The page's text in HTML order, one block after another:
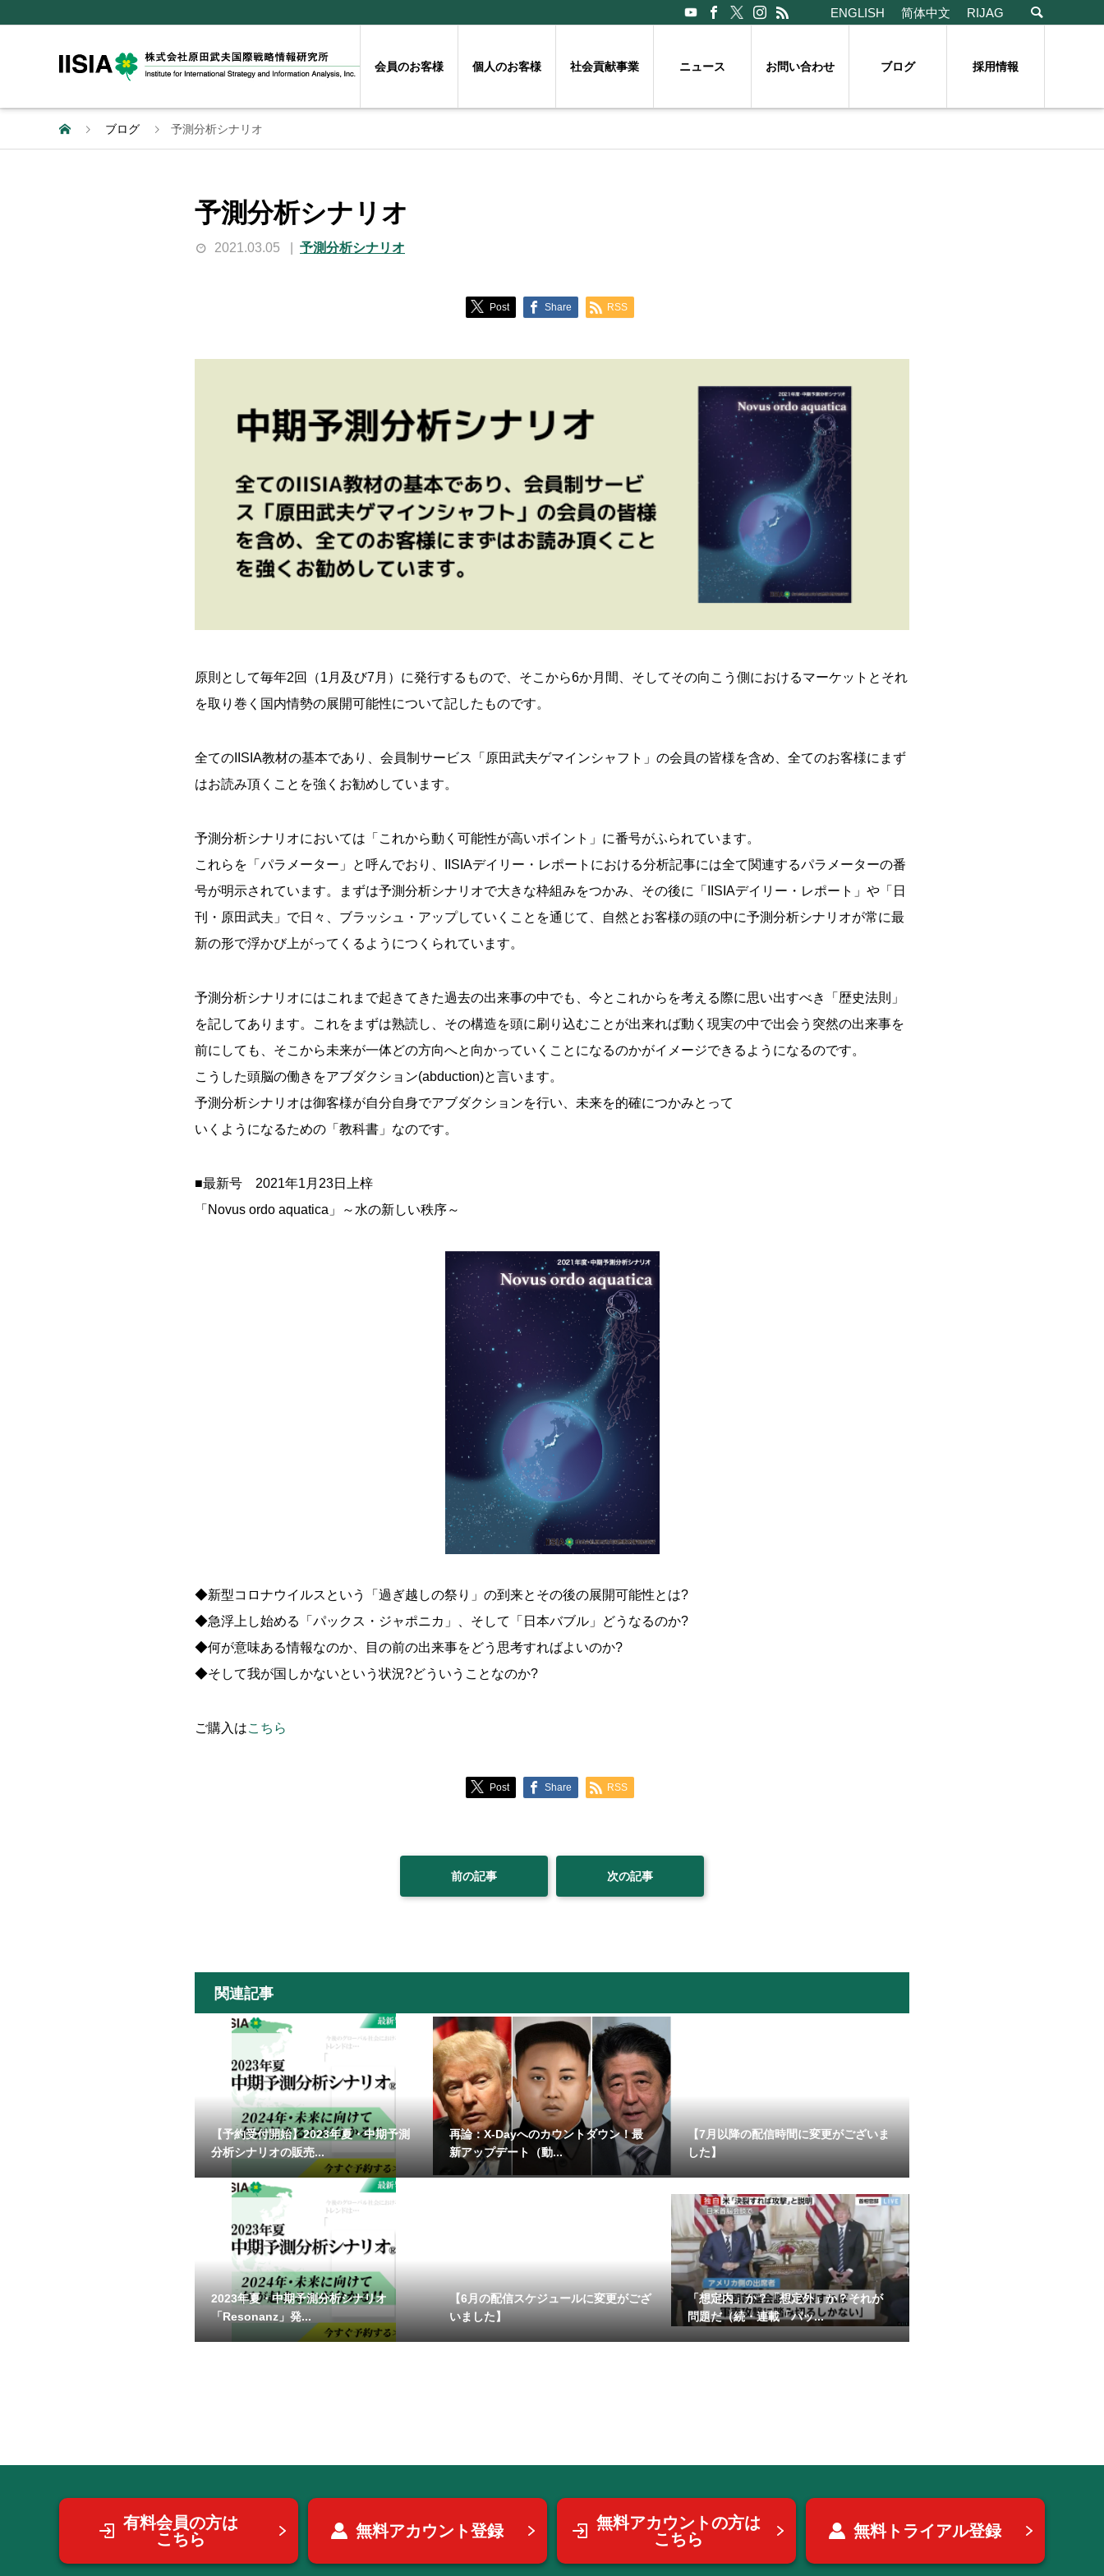
ENGLISH 简体中文 RIJAG
会員のお客様 個人のお客様 社会貢献事業 ニュース お問い合わせ ブログ 採用情報
ブログ 予測分析シナリオ
予測分析シナリオ
2021.03.05 予測分析シナリオ
Post Share RSS
原則として毎年2回（1月及び7月）に発行するもので、そこから6か月間、そしてその向こう側におけるマーケットとそれ
を取り巻く国内情勢の展開可能性について記したものです。
全てのIISIA教材の基本であり、会員制サービス「原田武夫ゲマインシャフト」の会員の皆様を含め、全てのお客様にまず
はお読み頂くことを強くお勧めしています。
予測分析シナリオにおいては「これから動く可能性が高いポイント」に番号がふられています。
これらを「パラメーター」と呼んでおり、IISIAデイリー・レポートにおける分析記事には全て関連するパラメーターの番
号が明示されています。まずは予測分析シナリオで大きな枠組みをつかみ、その後に「IISIAデイリー・レポート」や「日
刊・原田武夫」で日々、ブラッシュ・アップしていくことを通じて、自然とお客様の頭の中に予測分析シナリオが常に最
新の形で浮かび上がってくるようにつくられています。
予測分析シナリオにはこれまで起きてきた過去の出来事の中でも、今とこれからを考える際に思い出すべき「歴史法則」
を記してあります。これをまずは熟読し、その構造を頭に刷り込むことが出来れば動く現実の中で出会う突然の出来事を
前にしても、そこから未来が一体どの方向へと向かっていくことになるのかがイメージできるようになるのです。
こうした頭脳の働きをアブダクション(abduction)と言います。
予測分析シナリオは御客様が自分自身でアブダクションを行い、未来を的確につかみとって
いくようになるための「教科書」なのです。
■最新号 2021年1月23日上梓
「Novus ordo aquatica」～水の新しい秩序～
◆新型コロナウイルスという「過ぎ越しの祭り」の到来とその後の展開可能性とは?
◆急浮上し始める「パックス・ジャポニカ」、そして「日本バブル」どうなるのか?
◆何が意味ある情報なのか、目の前の出来事をどう思考すればよいのか?
◆そして我が国しかないという状況?どういうことなのか?
ご購入はこちら
Post Share RSS
前の記事 次の記事
関連記事
【予約受付開始】2023年夏・中期予測
分析シナリオの販売...
再論：X-Dayへのカウントダウン！最
新アップデート（動...
【7月以降の配信時間に変更がございま
した】
2023年夏・中期予測分析シナリオ
「Resonanz」発...
【6月の配信スケジュールに変更がござ
いました】
「想定内」か？「想定外」か？それが
問題だ（続・連載「パッ...
有料会員の方は
こちら
無料アカウント登録
無料アカウントの方は
こちら
無料トライアル登録